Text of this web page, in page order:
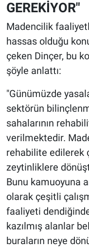
GEREKİYOR"
Madencilik
hassas olduğu
çeken Dinçer, bu
şöyle anlattı:
"Günümüzde
sektörün
sahalarının
verilmektedir.
rehabilite edilerek
zeytinliklere
Bunu kamuoyuna
olarak çeşitli
faaliyeti
kazılmış alanlar
buraların neye